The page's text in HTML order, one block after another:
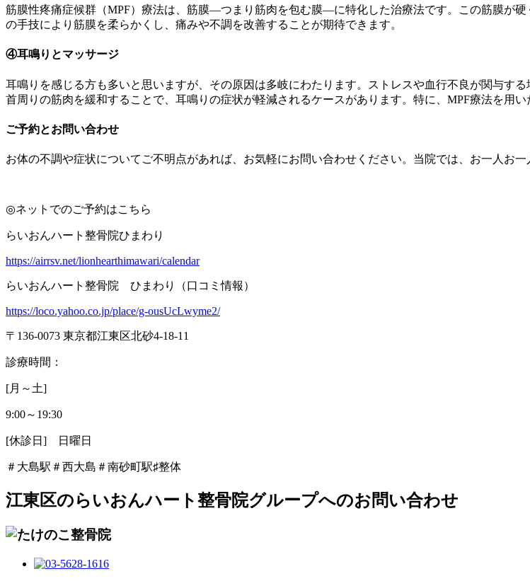
筋膜性疼痛症候群（MPF）療法は、筋膜—つまり筋肉を包む膜—に特化した治療法です。この筋膜が
の手技により筋膜を柔らかくし、痛みや不調を改善することが期待できます。
④耳鳴りとマッサージ
耳鳴りを感じる方も多いと思いますが、その原因は多岐にわたります。ストレスや血行不良が関与す
首周りの筋肉を緩和することで、耳鳴りの症状が軽減されるケースがあります。特に、MPF療法を用
ご予約とお問い合わせ
お体の不調や症状についてご不明点があれば、お気軽にお問い合わせください。当院では、お一人お
◎ネットでのご予約はこちら
らいおんハート整骨院ひまわり
https://airrsv.net/lionhearthimawari/calendar
らいおんハート整骨院 ひまわり（口コミ情報）
https://loco.yahoo.co.jp/place/g-ousUcLwyme2/
〒 136-0073 東京都江東区北砂4-18-11
診療時間：
[月～土]
9:00～ 19:30
[休診日 ] 日曜日
＃大島駅＃西大島＃南砂町駅♯整体
江東区のらいおんハート整骨院グループへのお問い合わせ